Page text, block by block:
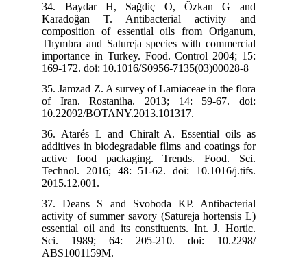
34. Baydar H, Sağdiç O, Özkan G and
Karadoğan T. Antibacterial activity and
composition of essential oils from Origanum,
Thymbra and Satureja species with commercial
importance in Turkey. Food. Control 2004; 15:
169-172. doi: 10.1016/S0956-7135(03)00028-8
35. Jamzad Z. A survey of Lamiaceae in the flora
of Iran. Rostaniha. 2013; 14: 59-67. doi:
10.22092/BOTANY.2013.101317.
36. Atarés L and Chiralt A. Essential oils as
additives in biodegradable films and coatings for
active food packaging. Trends. Food. Sci.
Technol. 2016; 48: 51-62. doi: 10.1016/j.tifs.
2015.12.001.
37. Deans S and Svoboda KP. Antibacterial
activity of summer savory (Satureja hortensis L)
essential oil and its constituents. Int. J. Hortic.
Sci. 1989; 64: 205-210. doi: 10.2298/
ABS1001159M.